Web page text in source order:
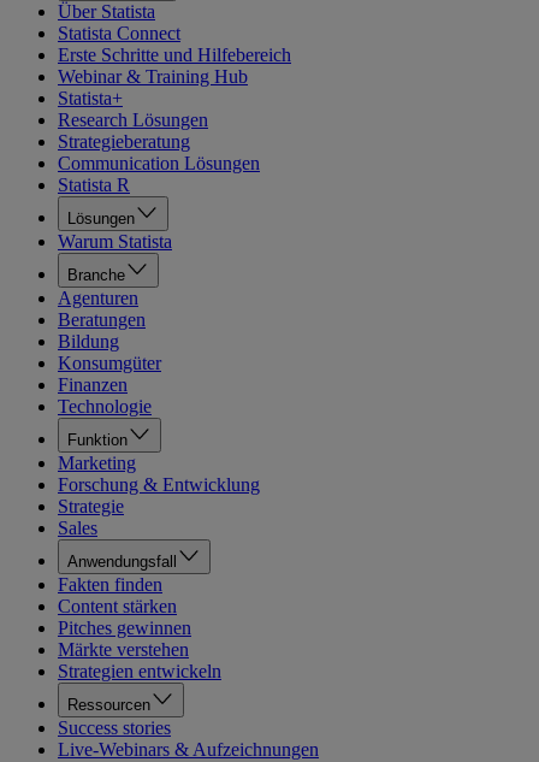
Über Statista
Statista Connect
Erste Schritte und Hilfebereich
Webinar & Training Hub
Statista+
Research Lösungen
Strategieberatung
Communication Lösungen
Statista R
Lösungen
Warum Statista
Branche
Agenturen
Beratungen
Bildung
Konsumgüter
Finanzen
Technologie
Funktion
Marketing
Forschung & Entwicklung
Strategie
Sales
Anwendungsfall
Fakten finden
Content stärken
Pitches gewinnen
Märkte verstehen
Strategien entwickeln
Ressourcen
Success stories
Live-Webinars & Aufzeichnungen